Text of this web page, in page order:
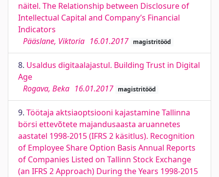
näitel. The Relationship between Disclosure of
Intellectual Capital and Company’s Financial
Indicators
Pääslane, Viktoria 16.01.2017 magistritööd
8. Usaldus digitaalajastul. Building Trust in Digital
Age
Rogava, Beka 16.01.2017 magistritööd
9. Töötaja aktsiaoptsiooni kajastamine Tallinna
börsi ettevõtete majandusaasta aruannetes
aastatel 1998-2015 (IFRS 2 käsitlus). Recognition
of Employee Share Option Basis Annual Reports
of Companies Listed on Tallinn Stock Exchange
(an IFRS 2 Approach) During the Years 1998-2015